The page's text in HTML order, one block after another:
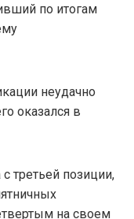
по итогам
неудачно
оказался в
третьей позиции,
на своем